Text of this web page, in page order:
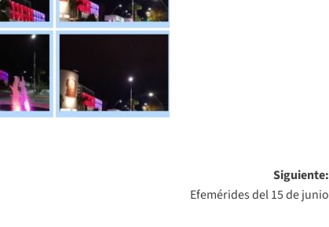
Siguiente:
Efemérides del 15 de junio